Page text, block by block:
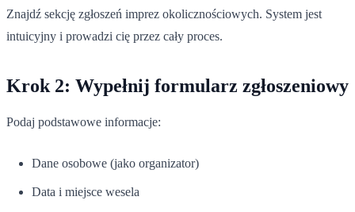
Znajdź sekcję zgłoszeń imprez okolicznościowych. System jest
intuicyjny i prowadzi cię przez cały proces.
Krok 2: Wypełnij formularz zgłoszeniowy
Podaj podstawowe informacje:
Dane osobowe (jako organizator)
Data i miejsce wesela